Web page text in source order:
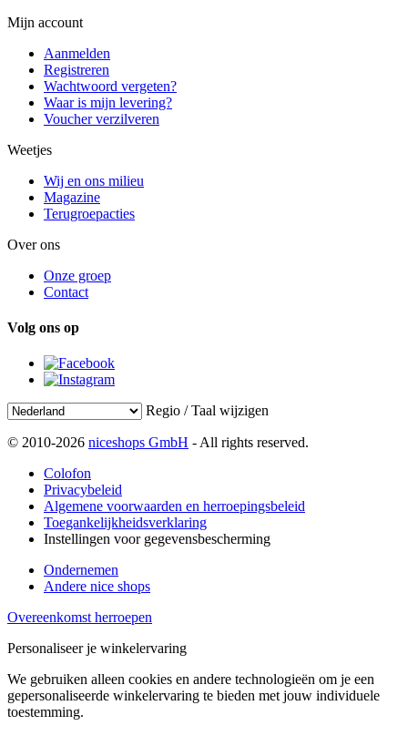
Mijn account
Aanmelden
Registreren
Wachtwoord vergeten?
Waar is mijn levering?
Voucher verzilveren
Weetjes
Wij en ons milieu
Magazine
Terugroepacties
Over ons
Onze groep
Contact
Volg ons op
Regio / Taal wijzigen
© 2010-2026 niceshops GmbH - All rights reserved.
Colofon
Privacybeleid
Algemene voorwaarden en herroepingsbeleid
Toegankelijkheidsverklaring
Instellingen voor gegevensbescherming
Ondernemen
Andere nice shops
Overeenkomst herroepen
Personaliseer je winkelervaring
We gebruiken alleen cookies en andere technologieën om je een
gepersonaliseerde winkelervaring te bieden met jouw individuele
toestemming.